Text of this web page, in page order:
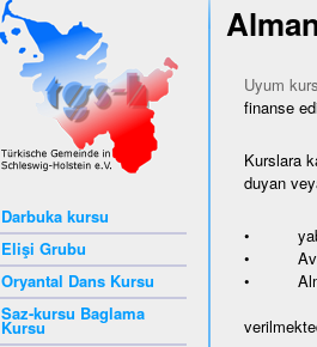
Darbuka kursu
Elişi Grubu
Oryantal Dans Kursu
Saz-kursu Baglama
Kursu
Uyum
finanse
Kurslara
duyan
•
•
•